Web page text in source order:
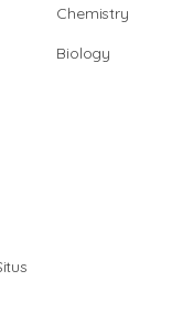
Chemistry
Biology